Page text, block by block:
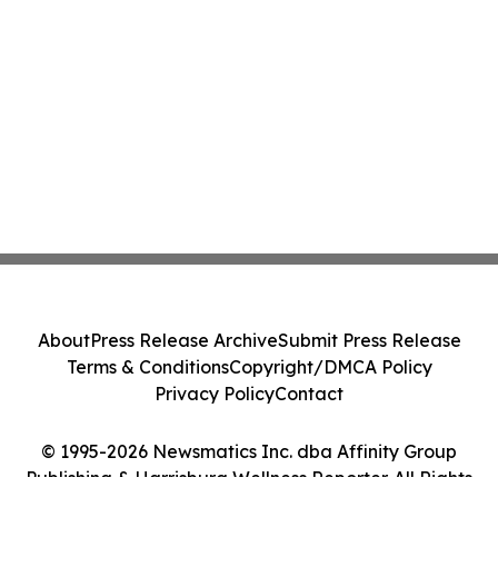
© 1995-2026 Newsmatics Inc. dba Affinity Group
Publishing & Harrisburg Wellness Reporter. All Rights
AboutPress Release ArchiveSubmit Press Release
Terms & ConditionsCopyright/DMCA Policy
Privacy PolicyContact